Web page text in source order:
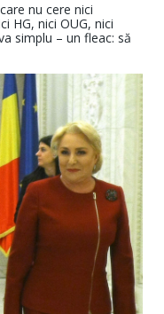
nu cere nici
HG, nici OUG, nici
simplu – un fleac: să